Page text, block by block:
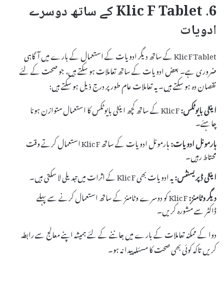
6. Klic F Tablet کے ساتھ دوسرے
ادویات
Klic F Tablet کے ساتھ دیگر ادویات کے استعمال کے بارے میں آگاہی
ضروری ہے۔ بعض ادویات کے ساتھ تعاملات ہو سکتے ہیں، جو صحت کے لئے
نقصان دہ ہو سکتے ہیں۔ یہ تعاملات عام طور پر درج ذیل ہو سکتے ہیں:
اینٹی بایوٹکس:
Klic F کے ساتھ کچھ اینٹی بایوٹکس کا استعمال متوازن ہونا
چاہئے۔
ہارمونل ادویات:
ہارمونل ادویات کے ساتھ Klic F استعمال کرتے وقت
محتاط رہیں۔
اینٹی ڈپریسنٹس:یہ ادویات بھی Klic F کے اثرات میں تبدیلی لا سکتی ہیں۔
دیگر وٹامنز:
Klic F کو دوسرے وٹامنز کے ساتھ استعمال کرنے سے پہلے
ڈاکٹر سے مشورہ کریں۔
دوا کے ممکنہ تعاملات کے بارے میں جاننے کے لئے ہمیشہ اپنے معالج سے رابطہ
کریں تاکہ کوئی بھی صحت کا مسئلہ پیدا نہ ہو۔